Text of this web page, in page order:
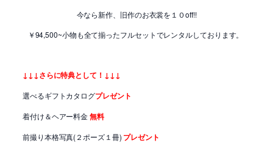
今なら新作、旧作のお衣裳を１０off!!
￥94,500~小物も全て揃ったフルセットでレンタルしております。
↓↓↓さらに特典として！↓↓↓
選べるギフトカタログプレゼント
着付け＆ヘアー料金無料
前撮り本格写真(２ポーズ１冊) プレゼント